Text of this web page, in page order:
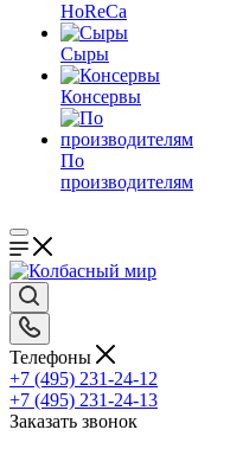
HoReCa
Сыры
Консервы
По
производителям
Телефоны
+7 (495) 231-24-12
+7 (495) 231-24-13
Заказать звонок